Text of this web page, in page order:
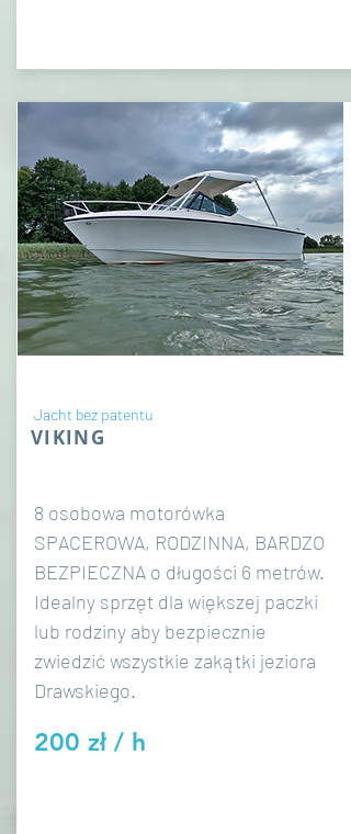
Jacht bez patentu
VIKING
8 osobowa motorówka
SPACEROWA, RODZINNA, BARDZO
BEZPIECZNA o długości 6 metrów.
Idealny sprzęt dla większej paczki
lub rodziny aby bezpiecznie
zwiedzić wszystkie zakątki jeziora
Drawskiego.
200 zł / h